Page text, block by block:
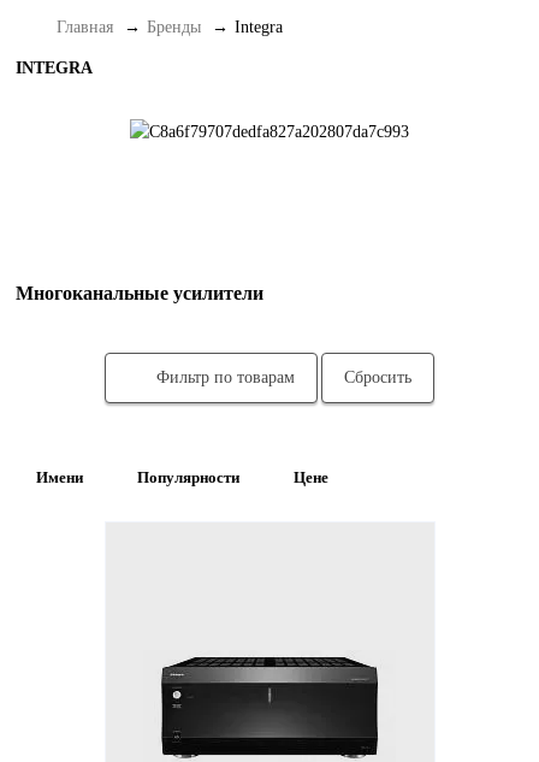
Портативный Hi-Fi
Аксессуары
Главная Бренды Integra
INTEGRA
Многоканальные усилители
Фильтр по товарам Сбросить
Имени Популярности Цене